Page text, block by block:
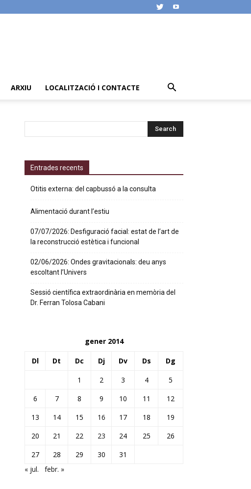
ARXIU LOCALITZACIÓ I CONTACTE
Entrades recents
Otitis externa: del capbussó a la consulta
Alimentació durant l’estiu
07/07/2026: Desfiguració facial: estat de l’art de
la reconstrucció estètica i funcional
02/06/2026: Ondes gravitacionals: deu anys
escoltant l’Univers
Sessió científica extraordinària en memòria del
Dr. Ferran Tolosa Cabani
gener 2014
Dl Dt Dc Dj Dv Ds Dg
1 2 3 4
5
6
7 8 9 10 11
12
13
14 15 16 17 18
19
20
21 22 23 24 25
26
27
28 29 30
31
« jul.
febr. »